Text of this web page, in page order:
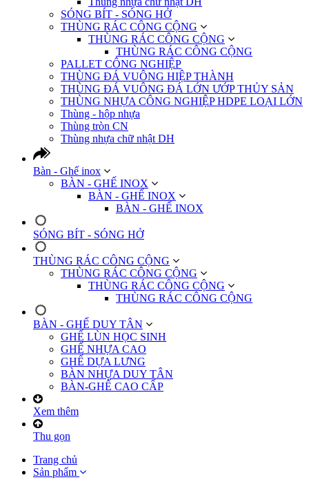
SÓNG BÍT - SÓNG HỞ
THÙNG RÁC CÔNG CỘNG
THÙNG RÁC CÔNG CỘNG
THÙNG RÁC CÔNG CỘNG
PALLET CÔNG NGHIỆP
THÙNG ĐÁ VUÔNG HIỆP THÀNH
THÙNG ĐÁ VUÔNG ĐÁ LỚN ƯỚP THỦY SẢN
THÙNG NHỰA CÔNG NGHIỆP HDPE LOẠI LỚN
Thùng - hộp nhựa
Thùng tròn CN
Thùng nhựa chữ nhật DH
Bàn - Ghế inox
BÀN - GHẾ INOX
BÀN - GHẾ INOX
BÀN - GHẾ INOX
SÓNG BÍT - SÓNG HỞ
THÙNG RÁC CÔNG CỘNG
THÙNG RÁC CÔNG CỘNG
THÙNG RÁC CÔNG CỘNG
THÙNG RÁC CÔNG CỘNG
BÀN - GHẾ DUY TÂN
GHẾ LÙN HỌC SINH
GHẾ NHỰA CAO
GHẾ DỰA LƯNG
BÀN NHỰA DUY TÂN
BÀN-GHẾ CAO CẤP
Xem thêm
Thu gọn
Trang chủ
Sản phẩm